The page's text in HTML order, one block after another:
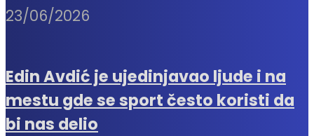
23/06/2026
Edin Avdić je ujedinjavao ljude i na
mestu gde se sport često koristi da
bi nas delio